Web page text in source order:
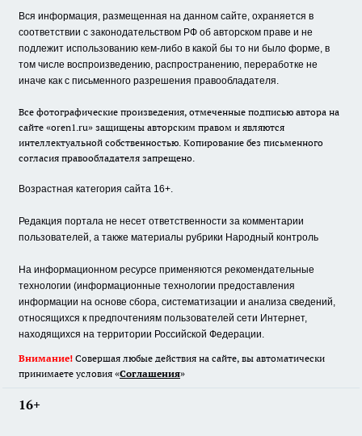
Вся информация, размещенная на данном сайте, охраняется в
соответствии с законодательством РФ об авторском праве и не
подлежит использованию кем-либо в какой бы то ни было форме, в
том числе воспроизведению, распространению, переработке не
иначе как с письменного разрешения правообладателя.
Все фотографические произведения, отмеченные подписью автора на
сайте «oren1.ru» защищены авторским правом и являются
интеллектуальной собственностью. Копирование без письменного
согласия правообладателя запрещено.
Возрастная категория сайта 16+.
Редакция портала не несет ответственности за комментарии
пользователей, а также материалы рубрики Народный контроль
На информационном ресурсе применяются рекомендательные
технологии (информационные технологии предоставления
информации на основе сбора, систематизации и анализа сведений,
относящихся к предпочтениям пользователей сети Интернет,
находящихся на территории Российской Федерации.
Внимание! Совершая любые действия на сайте, вы автоматически
принимаете условия «Cоглашения»
16+